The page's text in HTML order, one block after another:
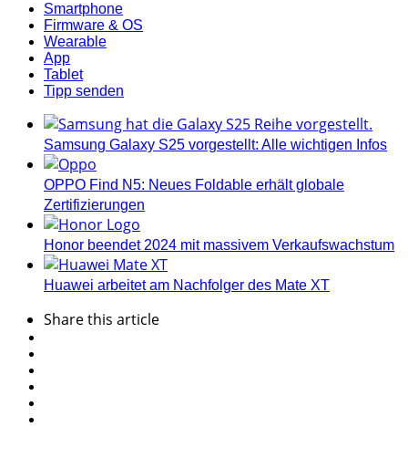
Smartphone
Firmware & OS
Wearable
App
Tablet
Tipp senden
Samsung Galaxy S25 vorgestellt: Alle wichtigen Infos
OPPO Find N5: Neues Foldable erhält globale
Zertifizierungen
Honor beendet 2024 mit massivem Verkaufswachstum
Huawei arbeitet am Nachfolger des Mate XT
Sharethis article